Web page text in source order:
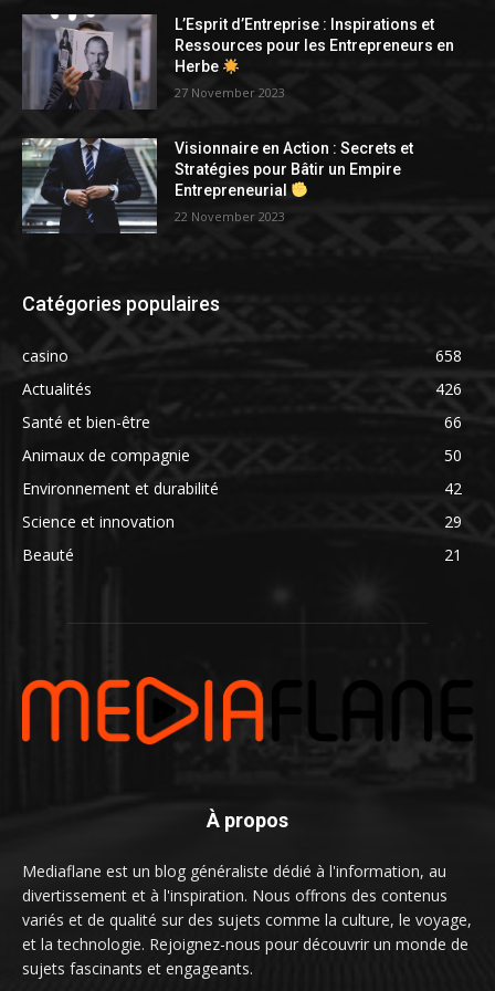
L’Esprit d’Entreprise : Inspirations et
Ressources pour les Entrepreneurs en
Herbe
27 November 2023
Visionnaire en Action : Secrets et
Stratégies pour Bâtir un Empire
Entrepreneurial
22 November 2023
Catégories populaires
casino
658
Actualités
426
Santé et bien-être
66
Animaux de compagnie
50
Environnement et durabilité
42
Science et innovation
29
Beauté
21
À propos
Mediaflane est un blog généraliste dédié à l'information, au
divertissement et à l'inspiration. Nous offrons des contenus
variés et de qualité sur des sujets comme la culture, le voyage,
et la technologie. Rejoignez-nous pour découvrir un monde de
sujets fascinants et engageants.